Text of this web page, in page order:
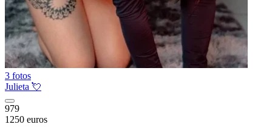
3 fotos
Julieta 💘
979
1250 euros